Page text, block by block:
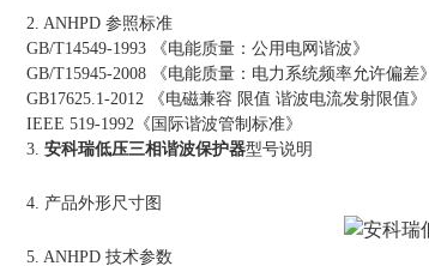
2. ANHPD 参照标准
GB/T14549-1993 《电能质量：公用电网谐波》
GB/T15945-2008 《电能质量：电力系统频率允许偏差》
GB17625.1-2012 《电磁兼容 限值 谐波电流发射限值》
IEEE 519-1992《国际谐波管制标准》
3. 安科瑞低压三相谐波保护器型号说明
4. 产品外形尺寸图
5. ANHPD 技术参数